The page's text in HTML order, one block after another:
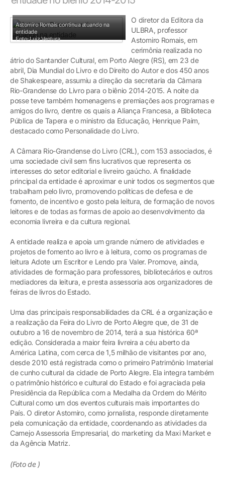
Astomiro Romais continua atuando na
entidade
Foto: Luiz Ventura
O diretor da Editora da
ULBRA, professor
Astomiro Romais, em
cerimônia realizada no
átrio do Santander Cultural, em Porto Alegre (RS), em 23 de
abril, Dia Mundial do Livro e do Direito do Autor e dos 450 anos
de Shakespeare, assumiu a direção da secretaria da Câmara
Rio-Grandense do Livro para o biênio 2014-2015. A noite da
posse teve também homenagens e premiações aos programas e
amigos do livro, dentre os quais a Aliança Francesa, a Biblioteca
Pública de Tapera e o ministro da Educação, Henrique Paim,
destacado como Personalidade do Livro.
A Câmara Rio-Grandense do Livro (CRL), com 153 associados, é
uma sociedade civil sem fins lucrativos que representa os
interesses do setor editorial e livreiro gaúcho. A finalidade
principal da entidade é aproximar e unir todos os segmentos que
trabalham pelo livro, promovendo políticas de defesa e de
fomento, de incentivo e gosto pela leitura, de formação de novos
leitores e de todas as formas de apoio ao desenvolvimento da
economia livreira e da cultura regional.
A entidade realiza e apoia um grande número de atividades e
projetos de fomento ao livro e à leitura, como os programas de
leitura Adote um Escritor e Lendo pra Valer. Promove, ainda,
atividades de formação para professores, bibliotecários e outros
mediadores da leitura, e presta assessoria aos organizadores de
feiras de livros do Estado.
Uma das principais responsabilidades da CRL é a organização e
a realização da Feira do Livro de Porto Alegre que, de 31 de
outubro a 16 de novembro de 2014, terá a sua histórica 60ª
edição. Considerada a maior feira livreira a céu aberto da
América Latina, com cerca de 1,5 milhão de visitantes por ano,
desde 2010 está registrada como o primeiro Patrimônio Imaterial
de cunho cultural da cidade de Porto Alegre. Ela integra também
o patrimônio histórico e cultural do Estado e foi agraciada pela
Presidência da República com a Medalha da Ordem do Mérito
Cultural como um dos eventos culturais mais importantes do
País. O diretor Astomiro, como jornalista, responde diretamente
pela comunicação da entidade, coordenando as atividades da
Camejo Assessoria Empresarial, do marketing da Maxi Market e
da Agência Matriz.
(Foto de )